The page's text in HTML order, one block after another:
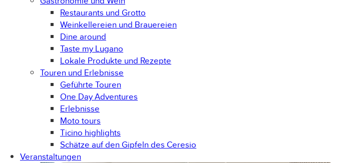
Restaurants und Grotto
Weinkellereien und Brauereien
Dine around
Taste my Lugano
Lokale Produkte und Rezepte
Touren und Erlebnisse
Geführte Touren
One Day Adventures
Erlebnisse
Moto tours
Ticino highlights
Schätze auf den Gipfeln des Ceresio
Veranstaltungen